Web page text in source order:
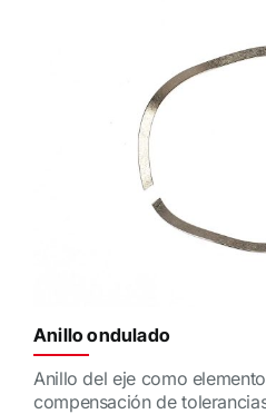
Anillo ondulado
Anillo del eje como
compensación de